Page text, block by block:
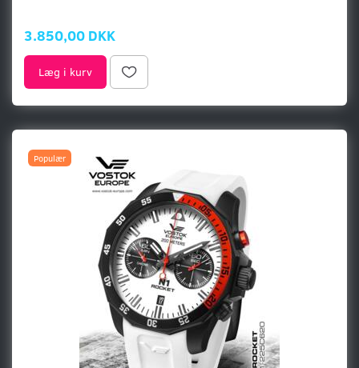
3.850,00 DKK
Læg i kurv
Populær